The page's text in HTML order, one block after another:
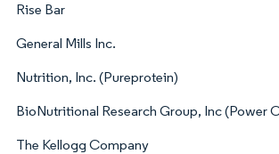
Rise Bar
General Mills Inc.
Nutrition, Inc. (Pureprotein)
BioNutritional Research Group, Inc (Power
The Kellogg Company